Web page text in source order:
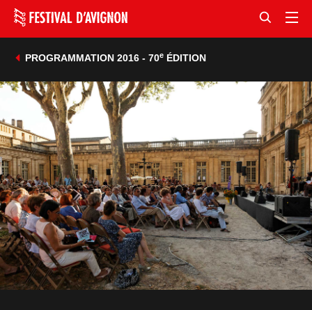
PROGRAMMATION 2016 - 70eÉDITION